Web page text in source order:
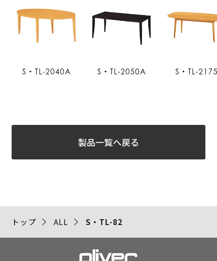
S・TL-2040A S・TL-2050A S・TL-
製品一覧へ戻る
トップ ALL S・TL-82